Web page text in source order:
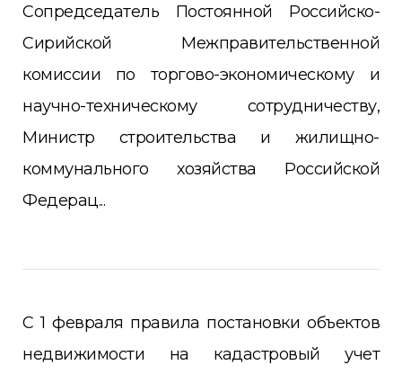
Сопредседатель Постоянной Российско-
Сирийской Межправительственной
комиссии по торгово-экономическому и
научно-техническому сотрудничеству,
Министр строительства и жилищно-
коммунального хозяйства Российской
Федерац...
С 1 февраля правила постановки объектов
недвижимости на кадастровый учет